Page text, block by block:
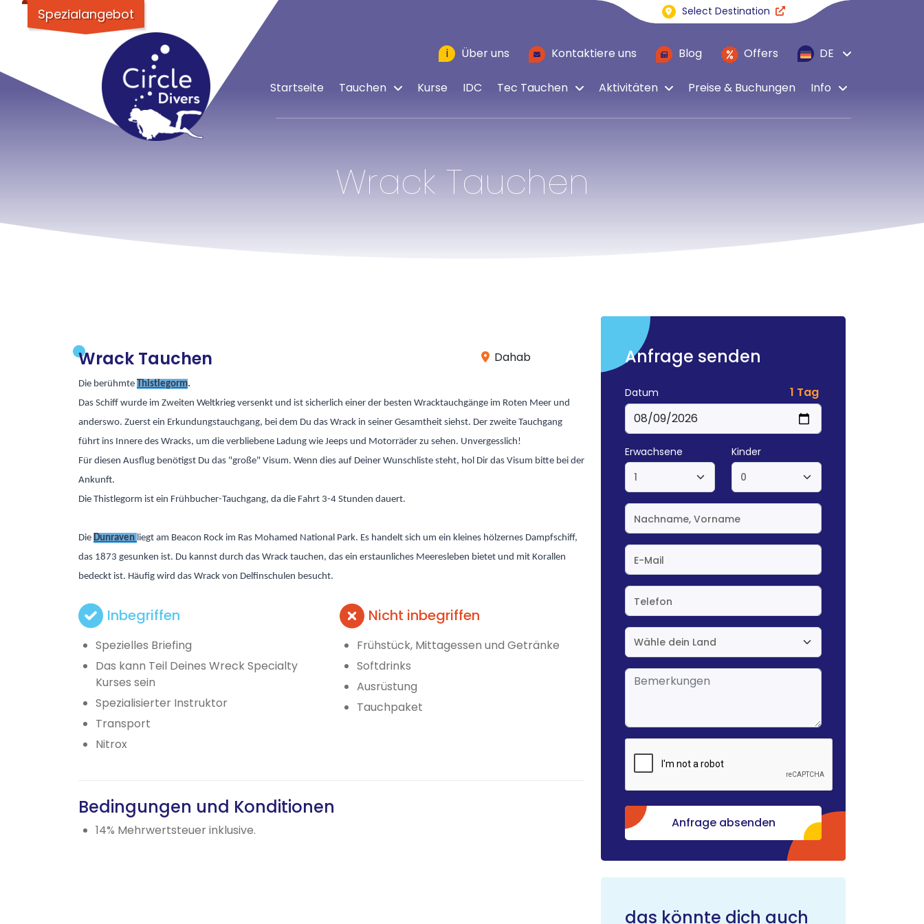
Select Destination
i Über uns Kontaktiere uns Blog Offers DE
Startseite Tauchen Kurse IDC Tec Tauchen Aktivitäten Preise & Buchungen Info
Wrack Tauchen
Wrack Tauchen Dahab
Die berühmte Thistlegorm.
Das Schiff wurde im Zweiten Weltkrieg versenkt und ist sicherlich einer der besten Wracktauchgänge im Roten Meer und
anderswo. Zuerst ein Erkundungstauchgang, bei dem Du das Wrack in seiner Gesamtheit siehst. Der zweite Tauchgang
führt ins Innere des Wracks, um die verbliebene Ladung wie Jeeps und Motorräder zu sehen. Unvergesslich!
Für diesen Ausflug benötigst Du das "große" Visum. Wenn dies auf Deiner Wunschliste steht, hol Dir das Visum bitte bei der
Ankunft.
Die Thistlegorm ist ein Frühbucher-Tauchgang, da die Fahrt 3-4 Stunden dauert.
Die Dunraven liegt am Beacon Rock im Ras Mohamed National Park. Es handelt sich um ein kleines hölzernes Dampfschiff,
das 1873 gesunken ist. Du kannst durch das Wrack tauchen, das ein erstaunliches Meeresleben bietet und mit Korallen
bedeckt ist. Häufig wird das Wrack von Delfinschulen besucht.
Inbegriffen
Spezielles Briefing
Das kann Teil Deines Wreck Specialty
Kurses sein
Spezialisierter Instruktor
Transport
Nitrox
Nicht inbegriffen
Frühstück, Mittagessen und Getränke
Softdrinks
Ausrüstung
Tauchpaket
Bedingungen und Konditionen
14% Mehrwertsteuer inklusive.
Anfrage senden
Datum 1 Tag
Erwachsene Kinder
Anfrage absenden
das könnte dich auch
Spezialangebot